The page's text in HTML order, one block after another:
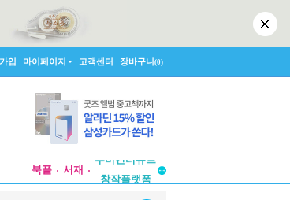
입 마이페이지 고객센터 장바구니(0)
북플 서재